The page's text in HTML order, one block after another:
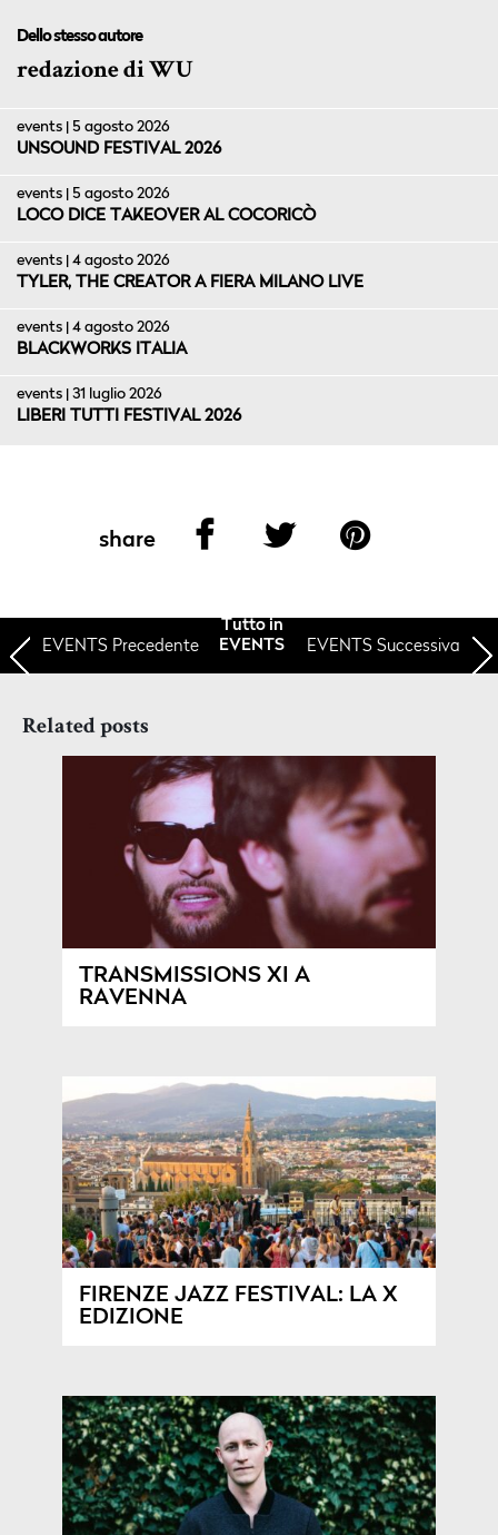
Dello stesso autore
redazione di WU
events | 5 agosto 2026
UNSOUND FESTIVAL 2026
events | 5 agosto 2026
LOCO DICE TAKEOVER AL COCORICÒ
events | 4 agosto 2026
TYLER, THE CREATOR A FIERA MILANO LIVE
events | 4 agosto 2026
BLACKWORKS ITALIA
events | 31 luglio 2026
LIBERI TUTTI FESTIVAL 2026
share
EVENTS Precedente
Tutto in
EVENTS
EVENTS Successiva
Related posts
TRANSMISSIONS XI A
RAVENNA
FIRENZE JAZZ FESTIVAL: LA X
EDIZIONE